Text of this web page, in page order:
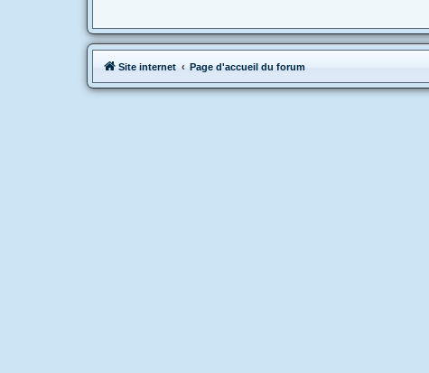
Site internet Page d'accueil du forum